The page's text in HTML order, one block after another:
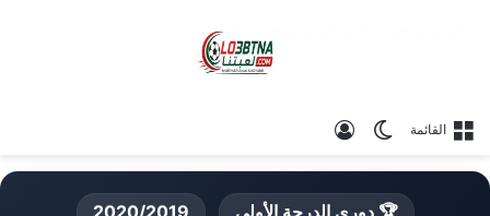
القائمة الوضع المظلم